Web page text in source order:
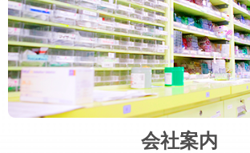
会社案内